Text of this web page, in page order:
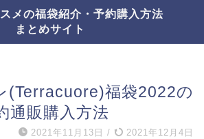
メの福袋紹介・予約購入方法
まとめサイト
(Terracuore)福袋2022の
通販購入方法
2021年11月13日 / 2021年12月4日